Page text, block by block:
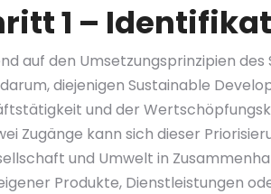
1 –
auf den Umsetzungsprinzipien des
diejenigen Sustainable
und der
Zugänge kann sich dieser
und Umwelt in
Produkte, Dienstleistungen